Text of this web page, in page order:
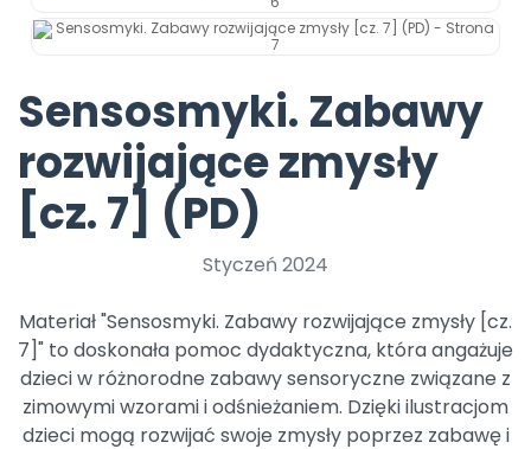
Promocje
Sensosmyki. Zabawy
rozwijające zmysły
[cz. 7] (PD)
Styczeń 2024
Materiał "Sensosmyki. Zabawy rozwijające zmysły [cz.
7]" to doskonała pomoc dydaktyczna, która angażuje
dzieci w różnorodne zabawy sensoryczne związane z
zimowymi wzorami i odśnieżaniem. Dzięki ilustracjom
dzieci mogą rozwijać swoje zmysły poprzez zabawę i